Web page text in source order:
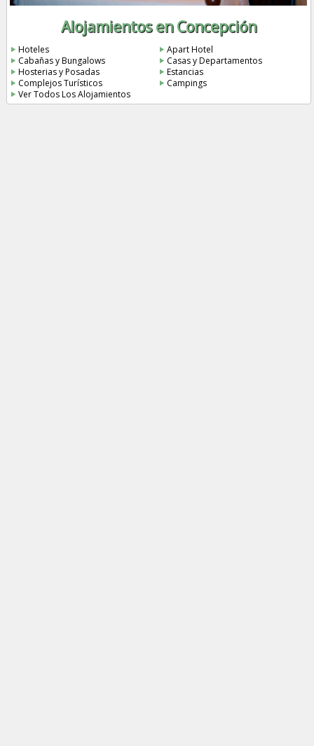
Alojamientos en Concepción
Hoteles
Apart Hotel
Cabañas y Bungalows
Casas y Departamentos
Hosterias y Posadas
Estancias
Complejos Turísticos
Campings
Ver Todos Los Alojamientos